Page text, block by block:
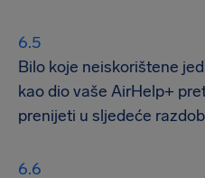
Bilo koje neiskorištene
kao dio vaše AirHelp+
prenijeti u sljedeće